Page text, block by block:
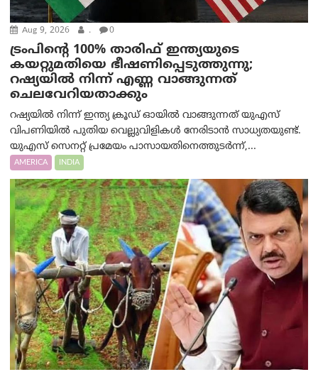
Aug 9, 2026 . 0
ട്രം‌പിന്റെ 100% താരിഫ് ഇന്ത്യയുടെ
കയറ്റുമതിയെ ഭീഷണിപ്പെടുത്തുന്നു;
റഷ്യയിൽ നിന്ന് എണ്ണ വാങ്ങുന്നത്
ചെലവേറിയതാക്കും
റഷ്യയിൽ നിന്ന് ഇന്ത്യ ക്രൂഡ് ഓയിൽ വാങ്ങുന്നത് യുഎസ്
വിപണിയിൽ പുതിയ വെല്ലുവിളികൾ നേരിടാൻ സാധ്യതയുണ്ട്.
യുഎസ് സെനറ്റ് പ്രമേയം പാസായതിനെത്തുടർന്ന്,...
AMERICA INDIA